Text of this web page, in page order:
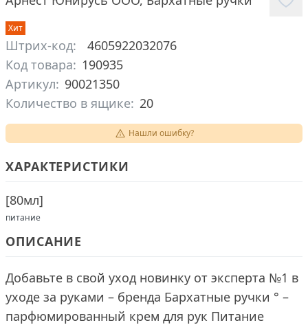
Хит
Штрих-код:
4605922032076
Код товара: 190935
Артикул: 90021350
Количество в ящике: 20
Нашли ошибку?
ХАРАКТЕРИСТИКИ
[80мл]
питание
ОПИСАНИЕ
Добавьте в свой уход новинку от эксперта №1 в
уходе за руками – бренда Бархатные ручки ° –
парфюмированный крем для рук Питание